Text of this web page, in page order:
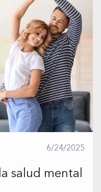
6/24/2025
salud mental